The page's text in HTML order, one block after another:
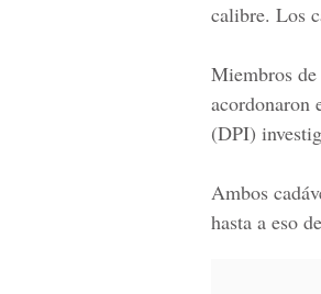
calibre. Los
Miembros
acordonaron
(DPI)
Ambos
hasta a eso